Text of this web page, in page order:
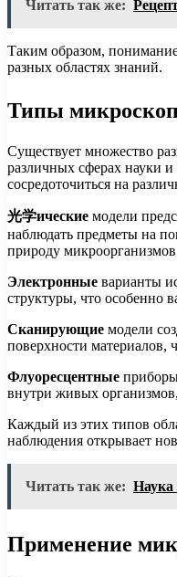
Читать так же:
Таким образом,
разных областях знаний.
Типы
Существует множество
различных сферах науки
сосредоточиться на
光学ические модели
наблюдать предметы на
природу
Электронные варианты
структуры, что особенно
Сканирующие модели
поверхности материалов,
Флуоресцентные
внутри живых
Каждый из этих типов
наблюдения открывает
Читать так же: Наука
Применение